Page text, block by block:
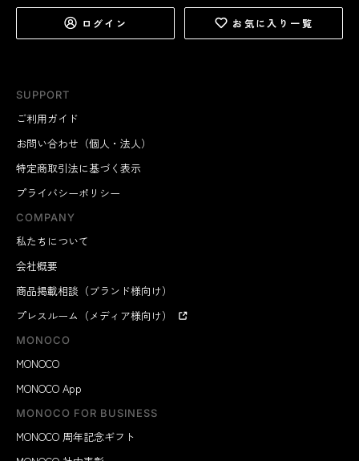
SUPPORT
ご利用ガイド
お問い合わせ（個人・法人）
特定商取引法に基づく表示
プライバシーポリシー
COMPANY
私たちについて
会社概要
商品掲載相談（ブランド様向け）
プレスルーム（メディア様向け）
MONOCO
MONOCO
MONOCO App
MONOCO FOR BUSINESS
MONOCO 周年記念ギフト
ログイン お気に入り一覧